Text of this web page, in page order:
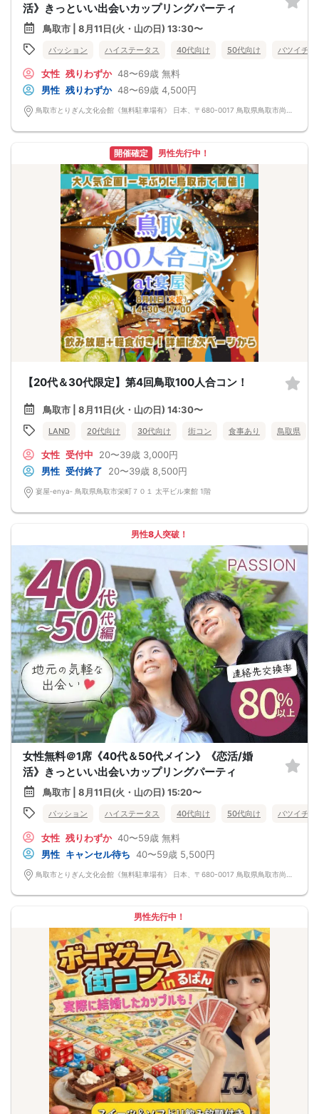
活》きっといい出会いカップリングパーティ
鳥取市 | 8月11日(火・山の日) 13:30〜
パッション ハイステータス 40代向け 50代向け バツイチ・
女性 残りわずか 48〜69歳 無料
男性 残りわずか 48〜69歳 4,500円
開催確定 男性先行中！
【20代＆30代限定】第4回鳥取100人合コン！
鳥取市 | 8月11日(火・山の日) 14:30〜
LAND 20代向け 30代向け 街コン 食事あり 鳥取県
女性 受付中 20〜39歳 3,000円
男性 受付終了 20〜39歳 8,500円
宴屋‐enya‐ 鳥取県鳥取市栄町７０１ 太平ビル東館 1階
男性8人突破！
女性無料＠1席《40代＆50代メイン》《恋活/婚
活》きっといい出会いカップリングパーティ
鳥取市 | 8月11日(火・山の日) 15:20〜
パッション ハイステータス 40代向け 50代向け バツイチ・
女性 残りわずか 40〜59歳 無料
男性 キャンセル待ち 40〜59歳 5,500円
男性先行中！